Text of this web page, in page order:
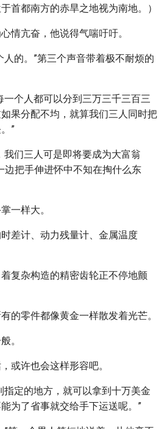
首都南方的赤旱之地视为南地。）
情亢奋，他说得气喘吁吁。
人的。”第三个声音带着极不耐烦的
一个人都可以分到三万三千三百三
果分配不均，就算我们三人同时把
”
我们三人可是即将要成为大富翁
边把手伸进怀中不知在掏什么东
一样大。
差计、动力残量计、金属温度
复杂构造的精密齿轮正不停地颤
的零件都像黄金一样散发着光芒。
。
或许也会这样形容吧。
指定的地方，就可以拿到十万美金
为了省事就交给手下运送呢。”